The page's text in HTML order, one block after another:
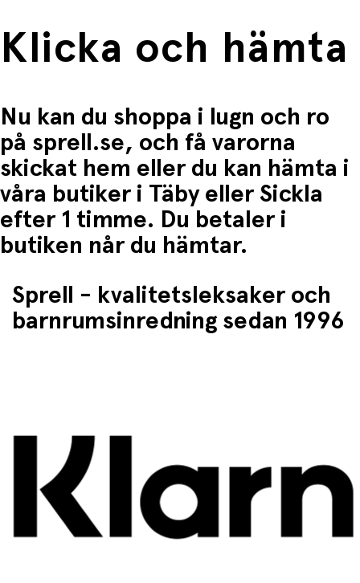
Klicka och hämta
Nu kan du shoppa i lugn och ro
på sprell.se, och få varorna
skickat hem eller du kan hämta i
våra butiker i Täby eller Sickla
efter 1 timme. Du betaler i
butiken når du hämtar.
Sprell - kvalitetsleksaker och
barnrumsinredning sedan 1996